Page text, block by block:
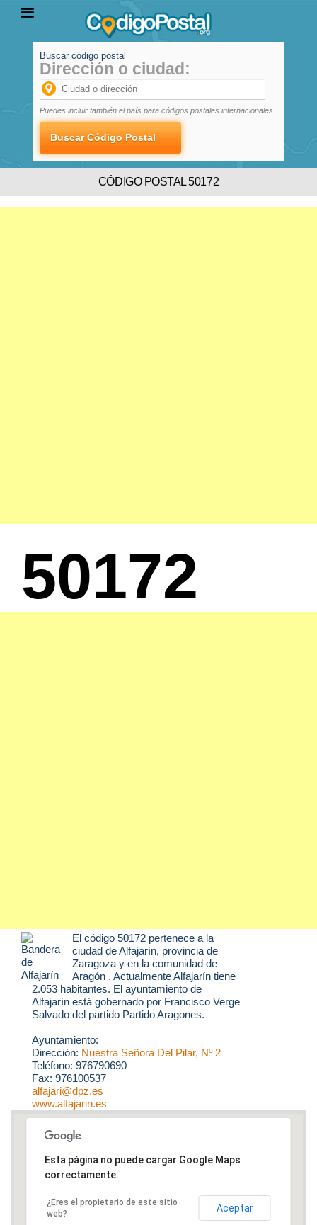
PROVINCIAS
LOCALIDADES
Buscar código postal
Dirección o ciudad:
Puedes incluir también el país para códigos postales internacionales
CÓDIGO POSTAL 50172
50172
El código 50172 pertenece a la
ciudad deAlfajarín, provincia de
Zaragoza y en la comunidad de
Aragón . Actualmente Alfajarín tiene
2.053 habitantes. El ayuntamiento de
Alfajarín está gobernado por Francisco Verge
Salvado del partido Partido Aragones.
Ayuntamiento:
Dirección: Nuestra Señora Del Pilar, Nº 2
Teléfono: 976790690
Fax: 976100537
alfajari@dpz.es
www.alfajarin.es
Esta página no puede cargar Google Maps
correctamente.
¿Eres el propietario de este sitio
web?
Aceptar